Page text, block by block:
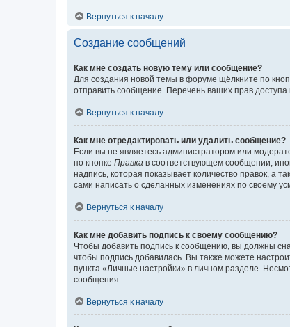
Вернуться к началу
Создание сообщений
Как мне создать новую тему или сообщение?
Для создания новой темы в форуме щёлкните по
отправить сообщение. Перечень ваших прав
Вернуться к началу
Как мне отредактировать или удалить сообщение?
Если вы не являетесь администратором или
по кнопке Правка в соответствующем сообщении,
надпись, которая показывает количество правок, а
сами написать о сделанных изменениях по своему
Вернуться к началу
Как мне добавить подпись к своему сообщению?
Чтобы добавить подпись к сообщению, вы должны
чтобы подпись добавилась. Вы также можете
пункта «Личные настройки» в личном разделе.
сообщения.
Вернуться к началу